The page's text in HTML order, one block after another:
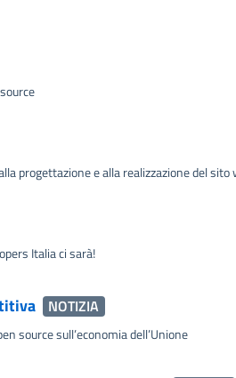
progettazione e alla realizzazione del sito
Italia ci sarà!
NOTIZIA
source sull’economia dell’Unione